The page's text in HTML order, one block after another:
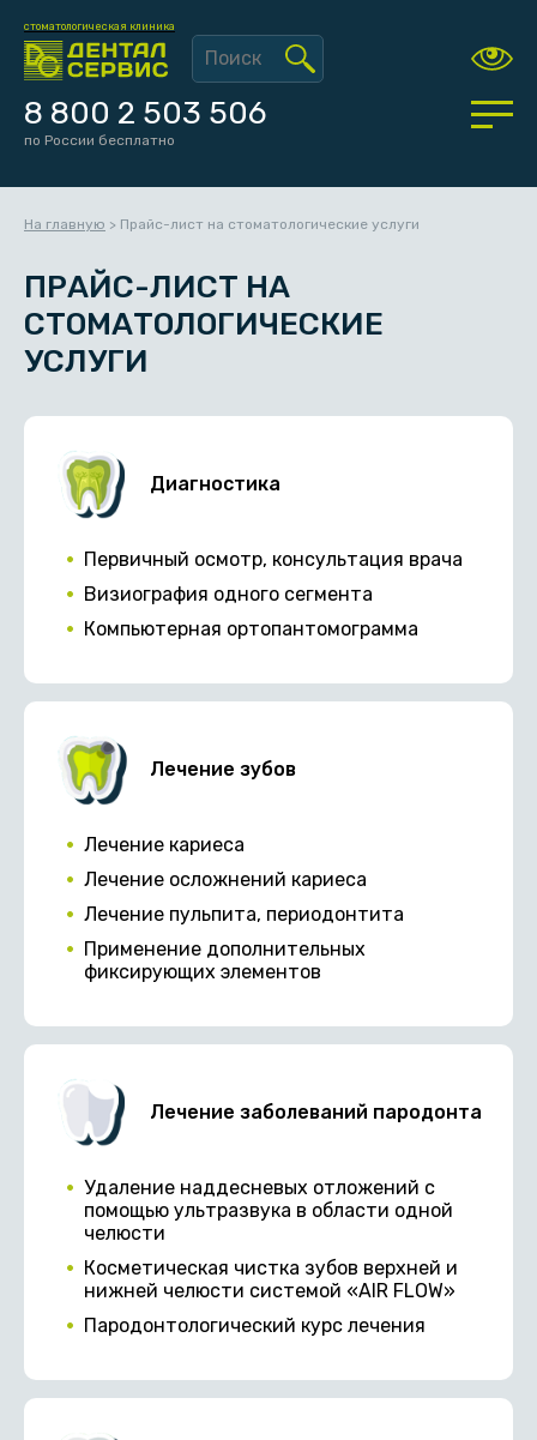
стоматологическая клиника
8 800 2 503 506
по России бесплатно
На главную > Прайс-лист на стоматологические услуги
ПРАЙС-ЛИСТ НА
СТОМАТОЛОГИЧЕСКИЕ
УСЛУГИ
Диагностика
Первичный осмотр, консультация врача
Визиография одного сегмента
Компьютерная ортопантомограмма
Лечение зубов
Лечение кариеса
Лечение осложнений кариеса
Лечение пульпита, периодонтита
Применение дополнительных
фиксирующих элементов
Лечение заболеваний пародонта
Удаление наддесневых отложений с
помощью ультразвука в области одной
челюсти
Косметическая чистка зубов верхней и
нижней челюсти системой «AIR FLOW»
Пародонтологический курс лечения